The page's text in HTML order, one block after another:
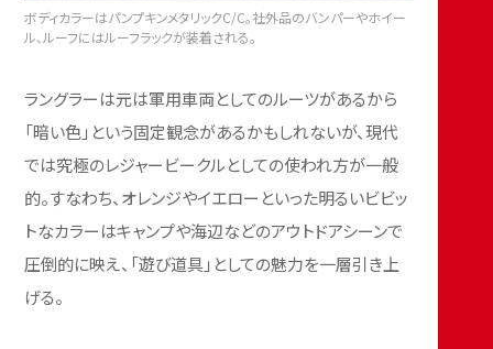
ボディカラーはパンプキンメタリックC/C。社外品のバンパーやホイー
ル、ルーフにはルーフラックが装着される。
ラングラーは元は軍用車両としてのルーツがあるから
「暗い色」という固定観念があるかもしれないが、現代
では究極のレジャービークルとしての使われ方が一般
的。すなわち、オレンジやイエローといった明るいビビッ
トなカラーはキャンプや海辺などのアウトドアシーンで
圧倒的に映え、「遊び道具」としての魅力を一層引き上
げる。